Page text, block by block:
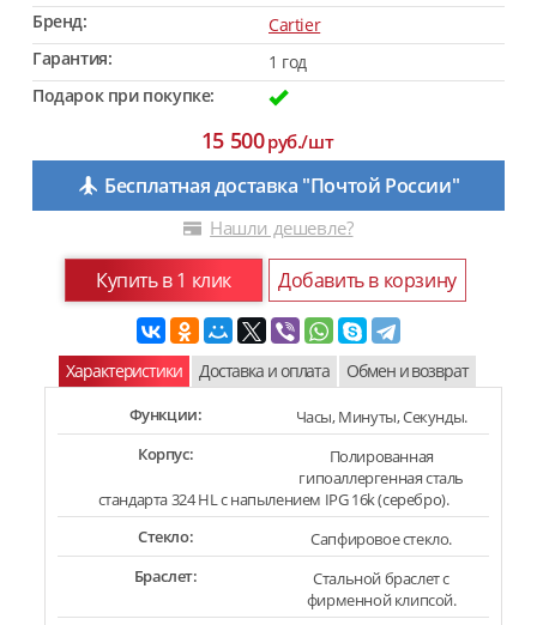
Бренд:
Cartier
Гарантия:
1 год
Подарок при покупке:
15 500руб./шт
Бесплатная доставка "Почтой России"
Нашли дешевле?
Купить в 1 клик Добавить в корзину
Характеристики Доставка и оплата Обмен и возврат
Функции:
Часы, Минуты, Секунды.
Корпус:
Полированная
гипоаллергенная сталь
стандарта 324 HL с напылением IPG 16k (серебро).
Стекло:
Сапфировое стекло.
Браслет:
Стальной браслет с
фирменной клипсой.